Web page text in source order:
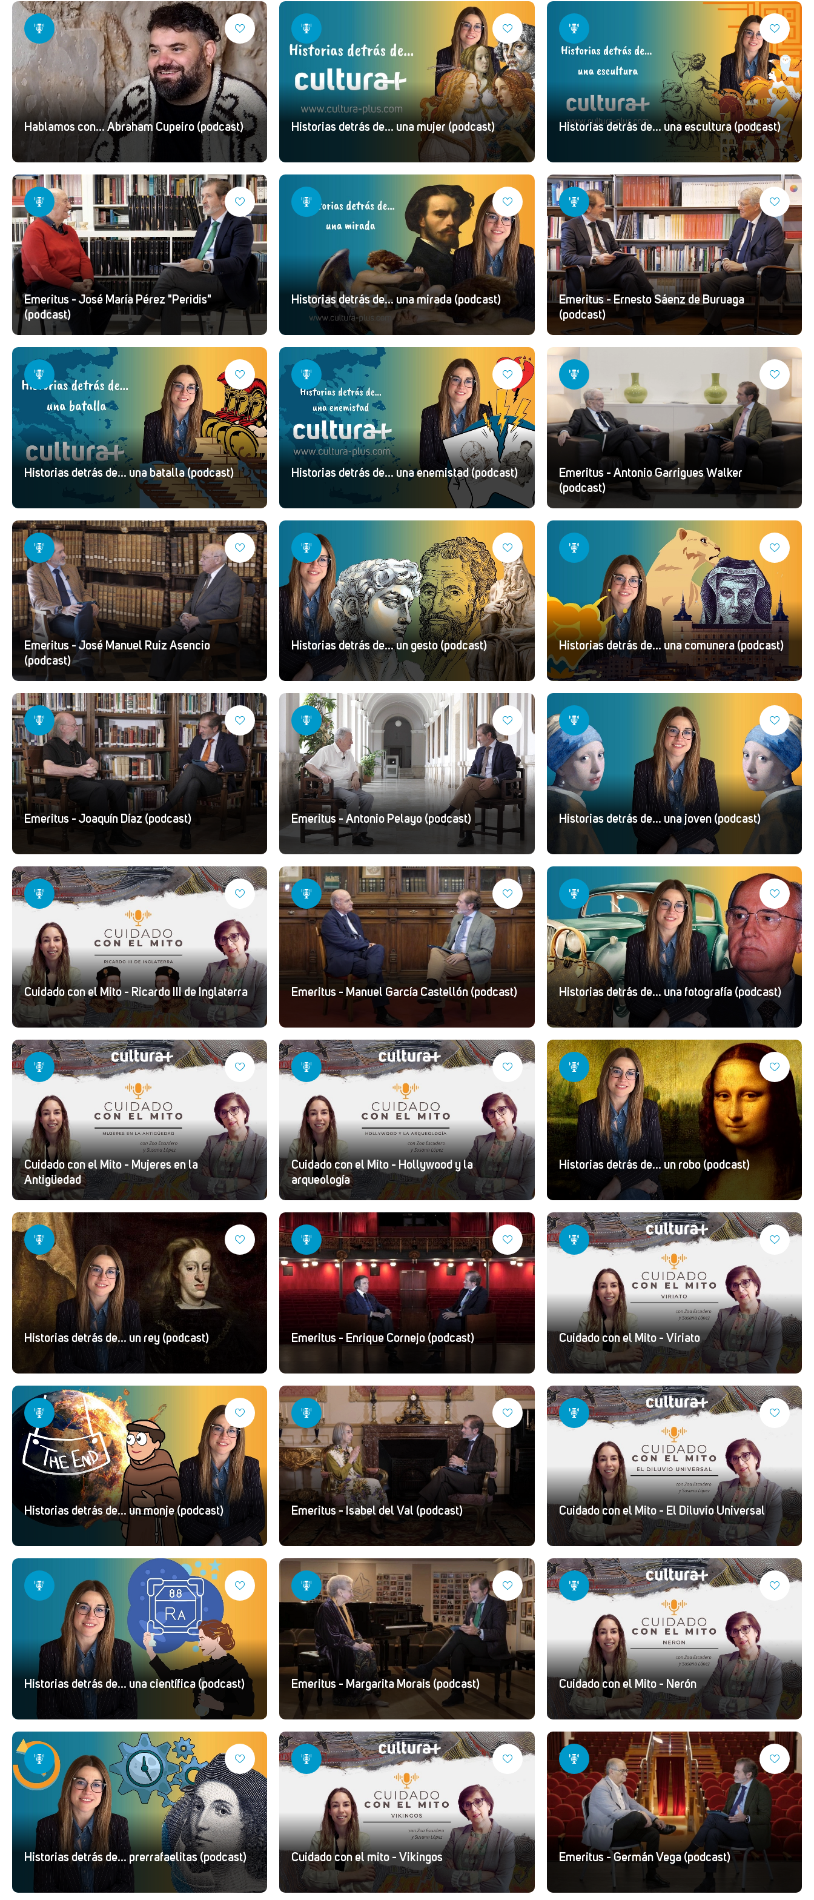
Hablamos con... Abraham Cupeiro (podcast) Historias detrás de... una mujer (podcast) Historias detrás de... una escultura (podcast)
Emeritus - José María Pérez "Peridis"
(podcast)
Historias detrás de... una mirada (podcast)
Emeritus - Ernesto Sáenz de Buruaga
(podcast)
Historias detrás de... una batalla (podcast) Historias detrás de... una enemistad (podcast)
Emeritus - Antonio Garrigues Walker
(podcast)
Emeritus - José Manuel Ruiz Asencio
(podcast)
Historias detrás de... un gesto (podcast) Historias detrás de... una comunera (podcast)
Emeritus - Joaquín Díaz (podcast) Emeritus - Antonio Pelayo (podcast) Historias detrás de... una joven (podcast)
Cuidado con el Mito - Ricardo III de Inglaterra Emeritus - Manuel García Castellón (podcast) Historias detrás de... una fotografía (podcast)
Cuidado con el Mito - Mujeres en la
Antigüedad
Cuidado con el Mito - Hollywood y la
arqueología
Historias detrás de... un robo (podcast)
Historias detrás de... un rey (podcast) Emeritus - Enrique Cornejo (podcast) Cuidado con el Mito - Viriato
Historias detrás de... un monje (podcast) Emeritus - Isabel del Val (podcast) Cuidado con el Mito - El Diluvio Universal
Historias detrás de... una científica (podcast) Emeritus - Margarita Morais (podcast) Cuidado con el Mito - Nerón
Historias detrás de... prerrafaelitas (podcast) Cuidado con el mito - Vikingos Emeritus - Germán Vega (podcast)